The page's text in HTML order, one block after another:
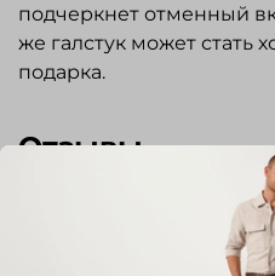
подчеркнет отменный
же галстук может
подарка.
Отзывы
Отзывов еще никто не